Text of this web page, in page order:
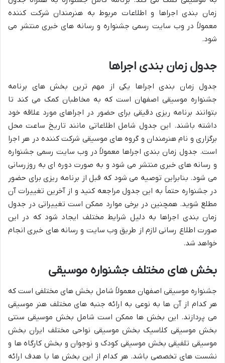
زمان بندی اجراها و اطلاعات مربوط به هنرمندان شرکت کننده
معمولاً در وب سایت رسمی جشنواره و رسانه های خبری منتشر می
شود.
جدول زمان بندی اجراها
جدول زمان بندی اجراها یکی از مهم ترین بخش های برنامه
جشنواره موسیقی اصفهان است که به مخاطبان کمک می کند تا
بتوانند برنامه ریزی دقیقی برای حضور در اجراهای مورد علاقه خود
داشته باشند. این جدول شامل اطلاعاتی مانند تاریخ ساعت محل
برگزاری و نام هنرمندان و گروه های موسیقی شرکت کننده در هر اجرا
است. جدول زمان بندی اجراها معمولاً در وب سایت رسمی جشنواره
و رسانه های خبری منتشر می شود و به صورت دوره ای به روزرسانی
می شود. بنابراین توصیه می شود که قبل از برنامه ریزی برای حضور
در جشنواره حتماً به این جدول مراجعه کنید و از آخرین تغییرات آن
مطلع شوید. همچنین در برخی موارد ممکن است تغییراتی در جدول
زمان بندی اجراها به دلیل شرایط مختلف ایجاد شود که در این
صورت اطلاع رسانی لازم از طریق وب سایت و رسانه های خبری انجام
خواهد شد.
بخش های مختلف جشنواره موسیقی
جشنواره موسیقی اصفهان معمولاً شامل بخش های مختلفی است که
هر کدام از آن ها به نوعی به ارائه جنبه های مختلف هنر موسیقی
می پردازند. این بخش ها ممکن است شامل بخش موسیقی سنتی
بخش موسیقی کلاسیک بخش موسیقی نواحی مختلف ایران بخش
موسیقی تلفیقی بخش موسیقی کودک و نوجوان و بخش کارگاه ها و
نشست های تخصصی باشد. هر کدام از این بخش ها با هدف ارائه